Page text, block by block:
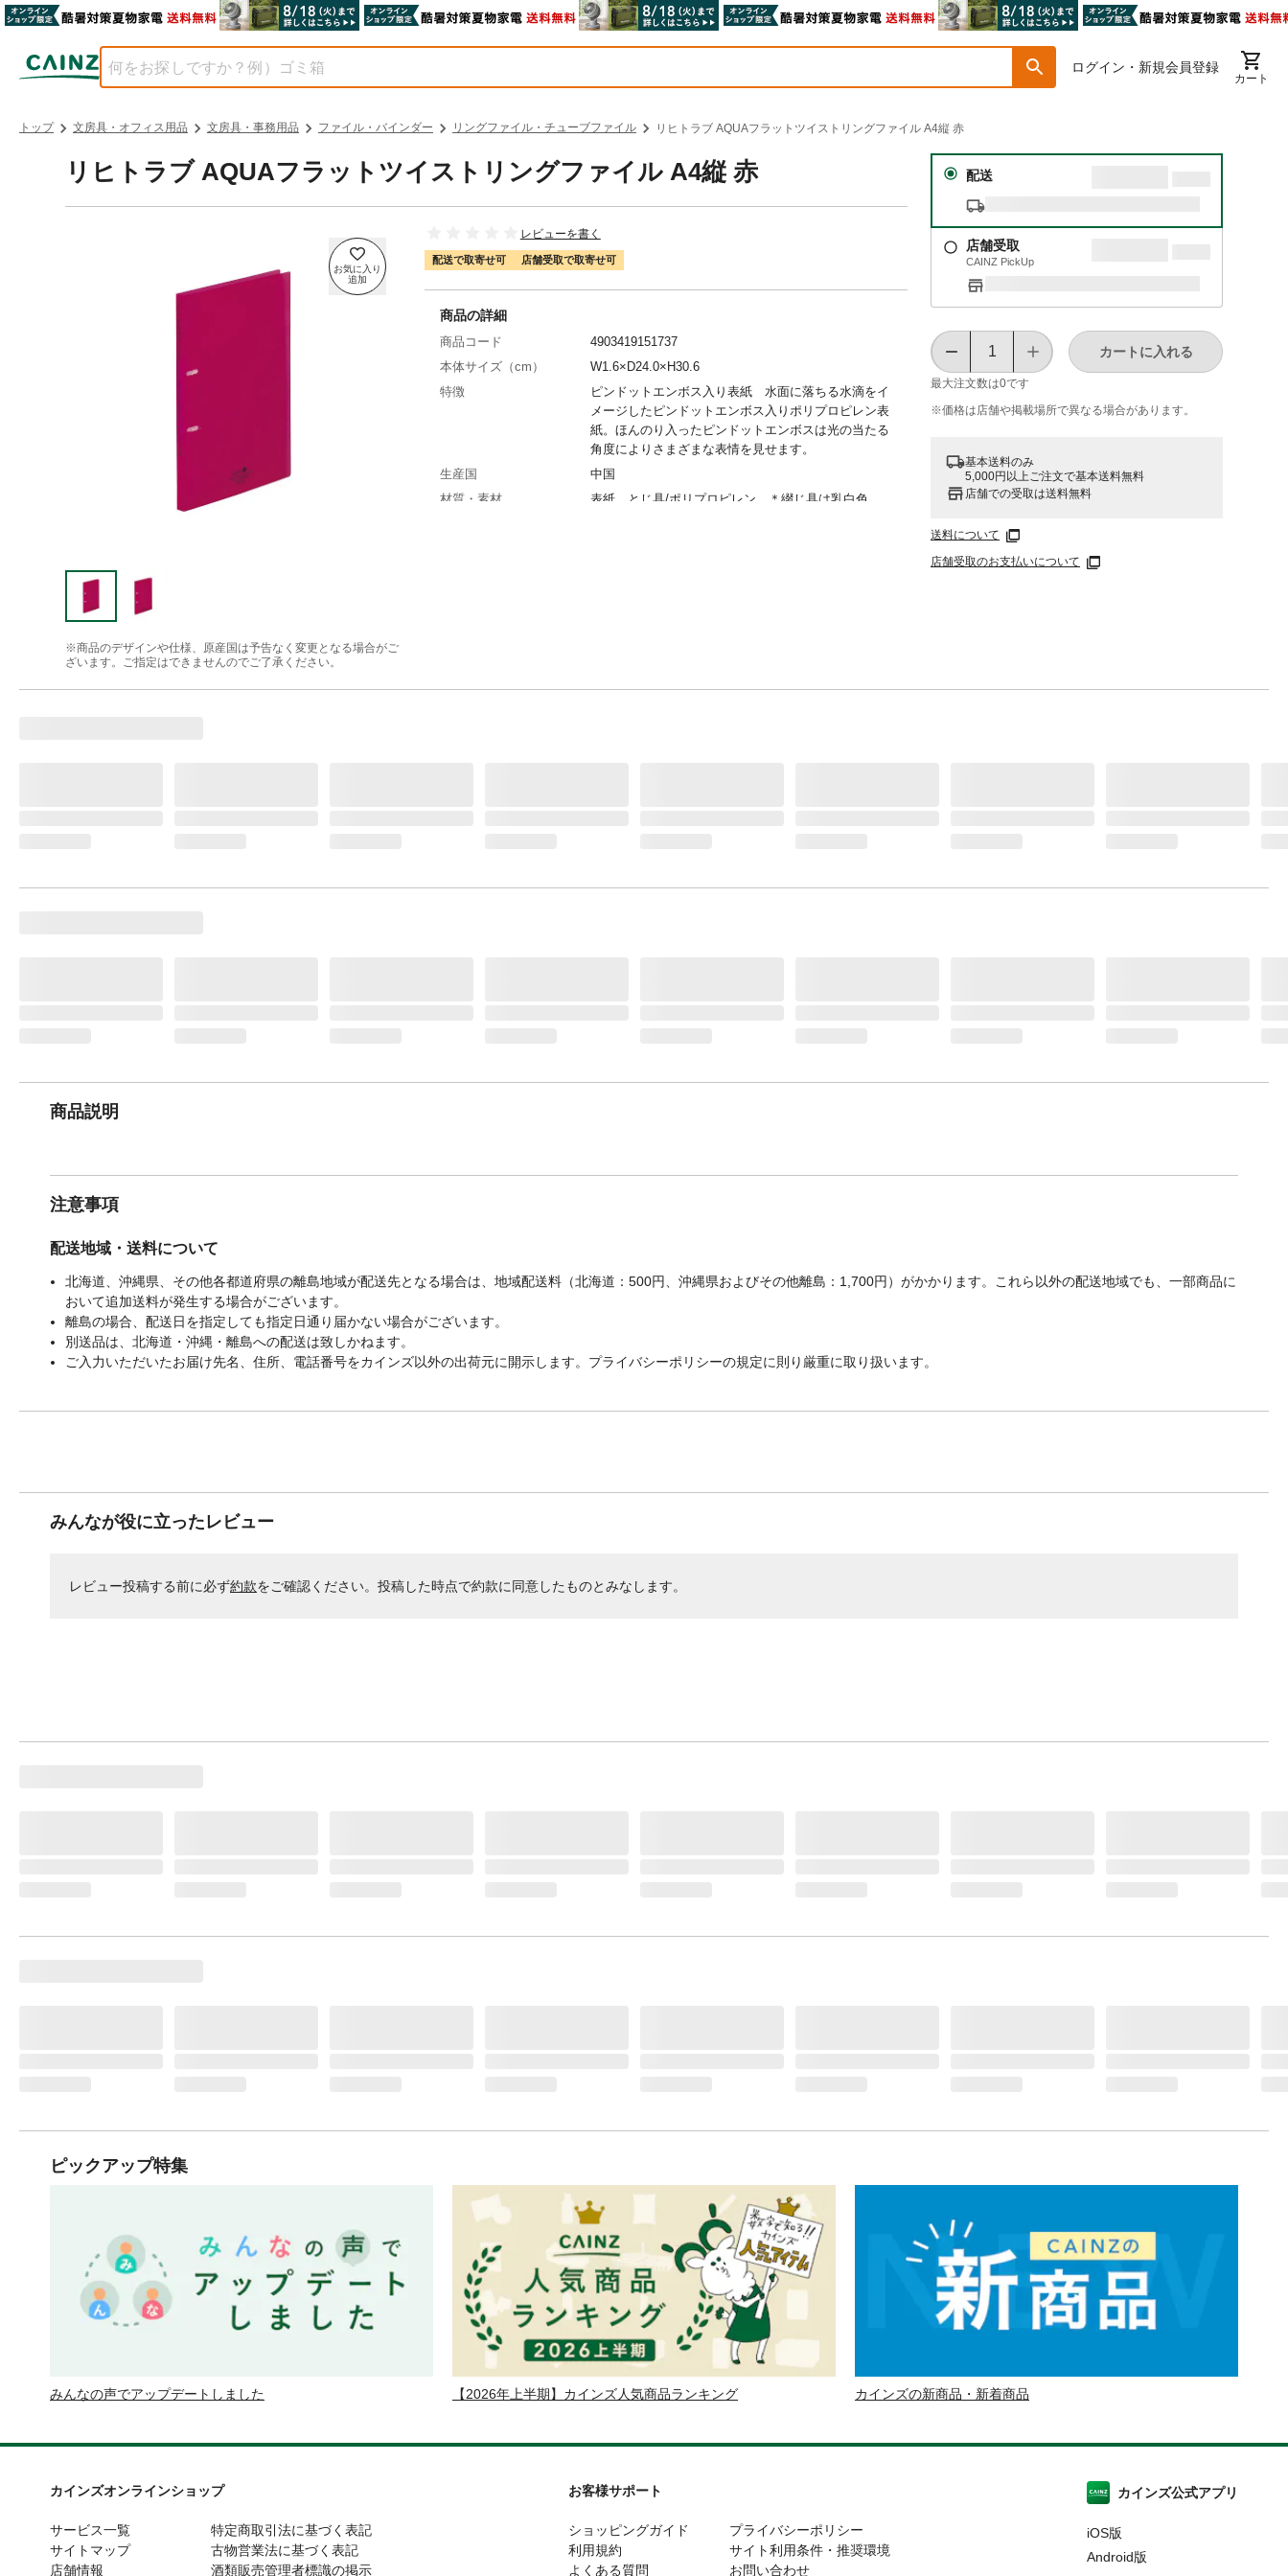
ログイン・新規会員登録
カート
トップ 文房具・オフィス用品 文房具・事務用品 ファイル・バインダー リングファイル・チューブファイル リヒトラブ AQUAフラットツイストリングファイル A4縦 赤
リヒトラブ AQUAフラットツイストリングファイル A4縦 赤
※商品のデザインや仕様、原産国は予告なく変更となる場合がご
ざいます。ご指定はできませんのでご了承ください。
レビューを書く
配送で取寄せ可 店舗受取で取寄せ可
配送
店舗受取
CAINZ PickUp
最大注文数は0です
カートに入れる
※価格は​店舗や​掲載場所で​異なる​場合が​あります。
基本送料のみ
5,000円以上ご注文で基本送料無料
店舗での受取は送料無料
送料について
店舗受取のお支払いについて
商品の詳細
商品コード
4903419151737
本体サイズ（cm）
W1.6×D24.0×H30.6
特徴
ピンドットエンボス入り表紙 水面に落ちる水滴をイ
メージしたピンドットエンボス入りポリプロピレン表
紙。ほんのり入ったピンドットエンボスは光の当たる
角度によりさまざまな表情を見せます。
生産国
中国
材質・素材
表紙、とじ具/ポリプロピレン、＊綴じ具は乳白色
商品説明
注意事項
配送地域・送料について
北海道、沖縄県、その他各都道府県の離島地域が配送先となる場合は、地域配送料（北海道：500円、沖縄県およびその他離島：1,700円）がかかります。これら以外の配送地域でも、一部商品に
おいて追加送料が発生する場合がございます。
離島の場合、配送日を指定しても指定日通り届かない場合がございます。
別送品は、北海道・沖縄・離島への配送は致しかねます。
ご入力いただいたお届け先名、住所、電話番号をカインズ以外の出荷元に開示します。プライバシーポリシーの規定に則り厳重に取り扱います。
みんなが役に立ったレビュー
レビュー投稿する前に必ず約款をご確認ください。投稿した時点で約款に同意したものとみなします。
ピックアップ特集
みんなの声でアップデートしました 【2026年上半期】カインズ人気商品ランキング カインズの新商品・新着商品
カインズオンラインショップ
サービス一覧
サイトマップ
店舗情報
特定商取引法に基づく表記
古物営業法に基づく表記
酒類販売管理者標識の掲示
お客様サポート
ショッピングガイド
利用規約
よくある質問
プライバシーポリシー
サイト利用条件・推奨環境
お問い合わせ
カインズ公式アプリ
iOS版
Android版